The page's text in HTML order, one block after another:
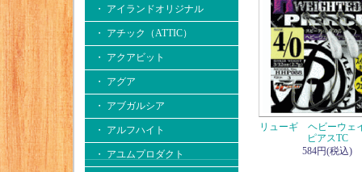
・ アイランドオリジナル
・ アチック（ATTIC）
・ アクアビット
・ アグア
・ アブガルシア
・ アルフハイト
・ アユムプロダクト
リューギ ヘビーウェ
ピアスTC
584円(税込)